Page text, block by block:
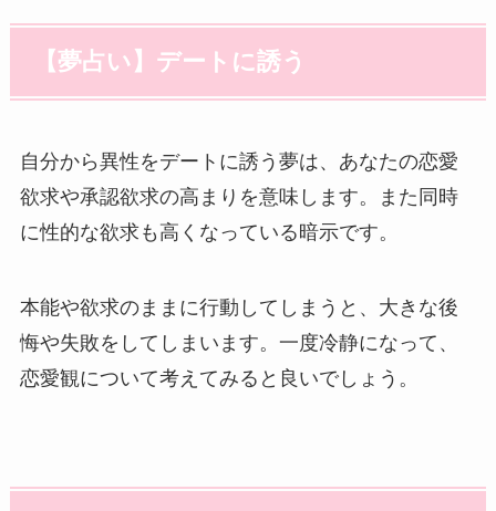
【夢占い】デートに誘う
自分から異性をデートに誘う夢は、あなたの恋愛
欲求や承認欲求の高まりを意味します。また同時
に性的な欲求も高くなっている暗示です。
本能や欲求のままに行動してしまうと、大きな後
悔や失敗をしてしまいます。一度冷静になって、
恋愛観について考えてみると良いでしょう。